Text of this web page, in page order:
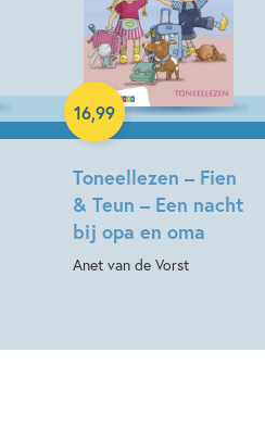
Toneellezen – Fien
& Teun – Een nacht
bij opa en oma
Anet van de Vorst
16,99
Hardcover